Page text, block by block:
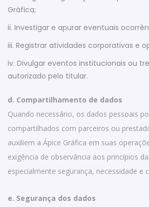
Gráfica;
ii. Investigar e apurar eventuais
iii. Registrar atividades corporativas e
iv. Divulgar eventos institucionais ou
autorizado pelo titular.
d. Compartilhamento de dados
Quando necessário, os dados pessoais
compartilhados com parceiros ou
auxiliem a Ápice Gráfica em suas
exigência de observância aos princípios
especialmente segurança, necessidade e
e. Segurança dos dados